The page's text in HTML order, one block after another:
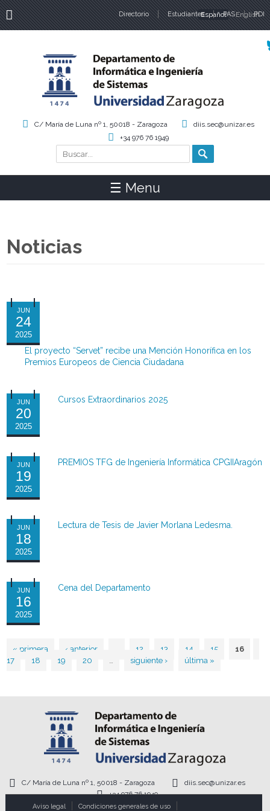
Directorio Estudiantes PAS PDI
Idiomas
Español English
Formulario de búsqueda
Buscar
C/ María de Luna nº 1, 50018 - Zaragoza
diis.sec@unizar.es
+34 976 76 1949
☰ Menu
Noticias
JUN
24
2025
El proyecto “Servet” recibe una Mención Honorífica en los
Premios Europeos de Ciencia Ciudadana
JUN
20
2025
Cursos Extraordinarios 2025
JUN
19
2025
PREMIOS TFG de Ingeniería Informática CPGIIAragón
JUN
18
2025
Lectura de Tesis de Javier Morlana Ledesma.
JUN
16
2025
Cena del Departamento
Páginas
« primera ‹ anterior 12 13 14 15
16
17
18 19 20 … siguiente › última »
C/ María de Luna nº 1, 50018 - Zaragoza
diis.sec@unizar.es
+34 976 76 1949
Aviso legal Condiciones generales de uso